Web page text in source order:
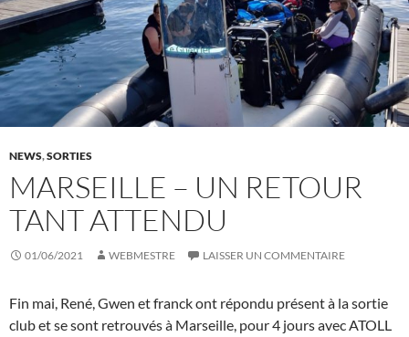
NEWS,SORTIES
MARSEILLE – UN RETOUR
TANT ATTENDU
01/06/2021 WEBMESTRE LAISSER UN COMMENTAIRE
Fin mai, René, Gwen et franck ont répondu présent à la sortie
club et se sont retrouvés à Marseille, pour 4 jours avec ATOLL